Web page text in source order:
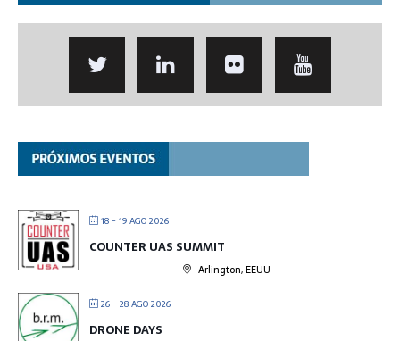
18 - 19 AGO 2026
COUNTER UAS SUMMIT
Arlington, EEUU
26 - 28 AGO 2026
DRONE DAYS